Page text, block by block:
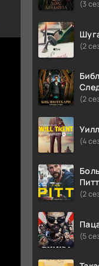
(3
(2
(2
(4
Питт
(2
(5